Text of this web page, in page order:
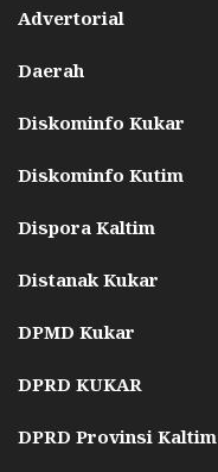
Advertorial
Daerah
Diskominfo Kukar
Diskominfo Kutim
Dispora Kaltim
Distanak Kukar
DPMD Kukar
DPRD KUKAR
DPRD Provinsi Kaltim